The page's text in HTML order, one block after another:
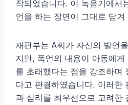
작되었습니다. 이 녹음기에서
언을 하는 장면이 그대로 담
재판부는 A씨가 자신의 발언
지만, 폭언의 내용이 아동에
를 초래했다는 점을 강조하며
다고 판결하였습니다. 이러한
과 심리를 최우선으로 고려한